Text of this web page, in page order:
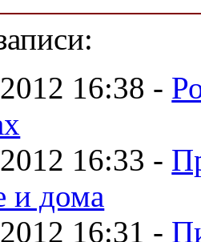
16:38 -
16:33 -
и дома
16:31 -